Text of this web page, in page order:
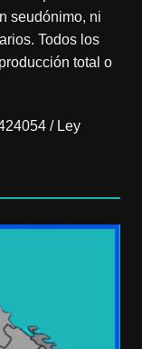
seudónimo, ni
Todos los
total o
/ Ley